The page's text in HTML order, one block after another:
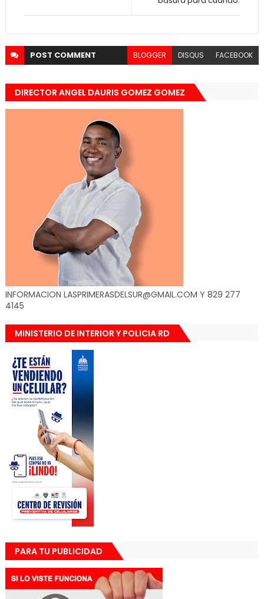
POST COMMENT BLOGGER DISQUS FACEBOOK
DIRECTOR ANGEL DAURIS GOMEZ GOMEZ
INFORMACION LASPRIMERASDELSUR@GMAIL.COM Y 829 277
4145
MINISTERIO DE INTERIOR Y POLICIA RD
PARA TU PUBLICIDAD